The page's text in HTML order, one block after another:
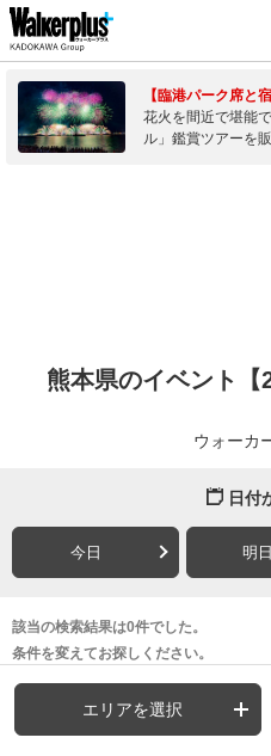
【臨港パーク席と
花火を間近で堪能
ル」鑑賞ツアーを
熊本県のイベント【
ウォーカ
日付
今日 明日
該当の検索結果は0件でした。
条件を変えてお探しください。
エリアを選択